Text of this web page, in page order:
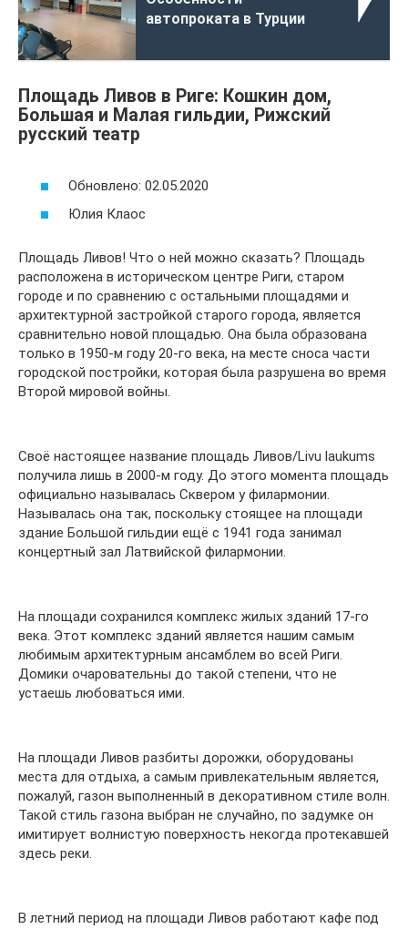
автопроката в Турции
Площадь Ливов в Риге: Кошкин дом,
Большая и Малая гильдии, Рижский
русский театр
Обновлено: 02.05.2020
Юлия Клаос
Площадь Ливов! Что о ней можно сказать? Площадь
расположена в историческом центре Риги, старом
городе и по сравнению с остальными площадями и
архитектурной застройкой старого города, является
сравнительно новой площадью. Она была образована
только в 1950-м году 20-го века, на месте сноса части
городской постройки, которая была разрушена во время
Второй мировой войны.
Своё настоящее название площадь Ливов/Livu laukums
получила лишь в 2000-м году. До этого момента площадь
официально называлась Сквером у филармонии.
Называлась она так, поскольку стоящее на площади
здание Большой гильдии ещё с 1941 года занимал
концертный зал Латвийской филармонии.
На площади сохранился комплекс жилых зданий 17-го
века. Этот комплекс зданий является нашим самым
любимым архитектурным ансамблем во всей Риги.
Домики очаровательны до такой степени, что не
устаешь любоваться ими.
На площади Ливов разбиты дорожки, оборудованы
места для отдыха, а самым привлекательным является,
пожалуй, газон выполненный в декоративном стиле волн.
Такой стиль газона выбран не случайно, по задумке он
имитирует волнистую поверхность некогда протекавшей
здесь реки.
В летний период на площади Ливов работают кафе под